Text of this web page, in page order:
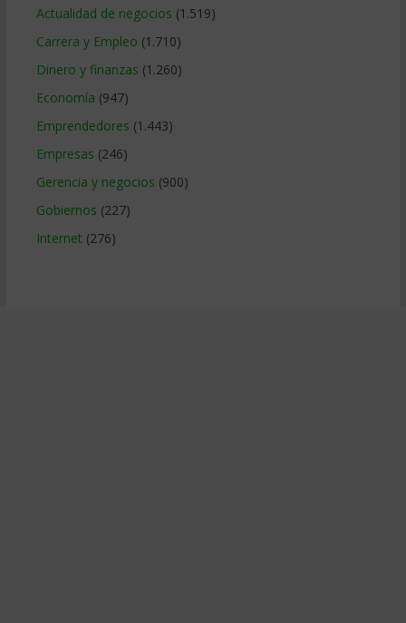
Actualidad de negocios (1.519)
Carrera y Empleo (1.710)
Dinero y finanzas (1.260)
Economía (947)
Emprendedores (1.443)
Empresas (246)
Gerencia y negocios (900)
Gobiernos (227)
Internet (276)